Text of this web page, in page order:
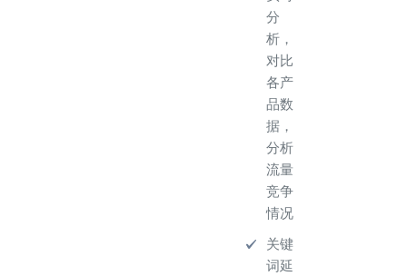
分
析，
对比
各产
品数
据，
分析
流量
竞争
情况
关键
词延